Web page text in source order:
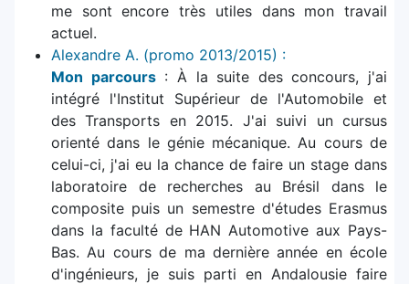
me sont encore très utiles dans mon travail
actuel.
Alexandre A. (promo 2013/2015) :
Mon parcours: À la suite des concours, j'ai
intégré l'Institut Supérieur de l'Automobile et
des Transports en 2015. J'ai suivi un cursus
orienté dans le génie mécanique. Au cours de
celui-ci, j'ai eu la chance de faire un stage dans
laboratoire de recherches au Brésil dans le
composite puis un semestre d'études Erasmus
dans la faculté de HAN Automotive aux Pays-
Bas. Au cours de ma dernière année en école
d'ingénieurs, je suis parti en Andalousie faire